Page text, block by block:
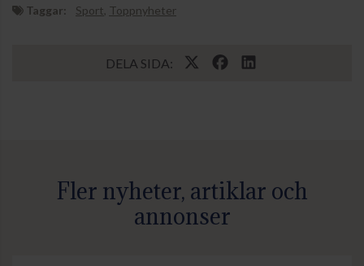
Taggar: Sport Toppnyheter
DELA SIDA:
Fler nyheter, artiklar och
annonser